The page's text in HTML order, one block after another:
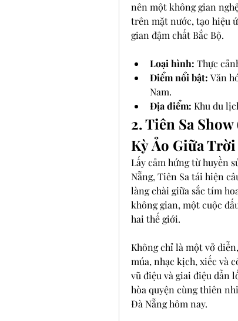
nên một không gian
trên mặt nước, tạo hiệu
gian đậm chất Bắc Bộ.
Loại hình: Thực
Điểm nổi bật: Văn
Nam.
Địa điểm: Khu du
2. Tiên Sa
Kỳ Ảo Giữa
Lấy cảm hứng từ huyền
Nẵng, Tiên Sa tái hiện
làng chài giữa sắc tím
không gian, một cuộc
hai thế giới.
Không chỉ là một vở diễn,
múa, nhạc kịch, xiếc và
vũ điệu và giai điệu dẫn
hòa quyện cùng thiên
Đà Nẵng hôm nay.